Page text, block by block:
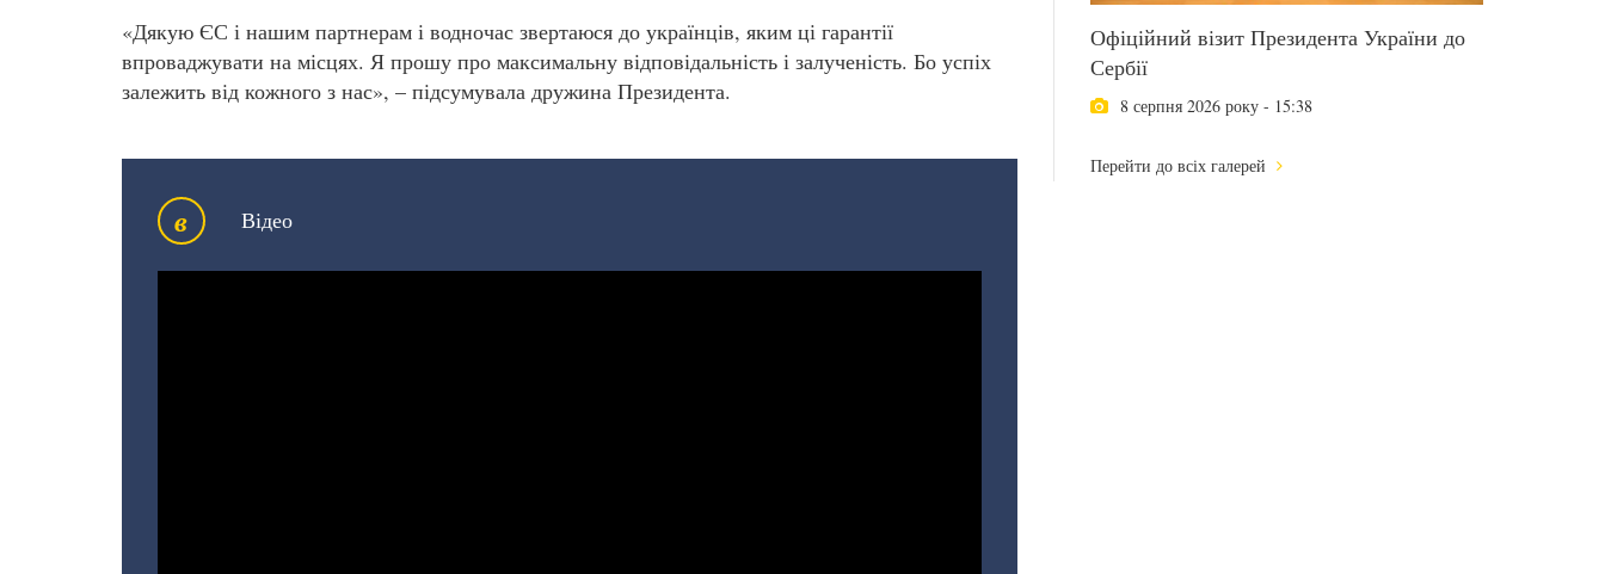
Офіційний візит Президента України до
Сербії
8 серпня 2026 року - 15:38
Перейти до всіх галерей
«Дякую ЄС і нашим партнерам і водночас звертаюся до українців, яким ці гарантії
впроваджувати на місцях. Я прошу про максимальну відповідальність і залученість. Бо успіх
залежить від кожного з нас», – підсумувала дружина Президента.
в Відео